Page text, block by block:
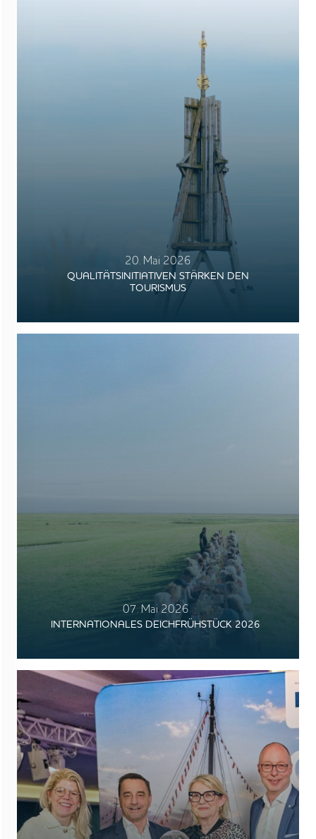
20. Mai 2026
QUALITÄTSINITIATIVEN STÄRKEN DEN
TOURISMUS
07. Mai 2026
INTERNATIONALES DEICHFRÜHSTÜCK 2026